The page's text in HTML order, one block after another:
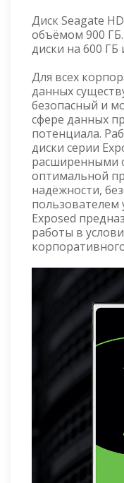
Диск Seagate
объёмом 900
диски на 600 ГБ
Для всех
данных
безопасный и
сфере данных
потенциала.
диски серии
расширенными
оптимальной
надёжности,
Exposed
работы в